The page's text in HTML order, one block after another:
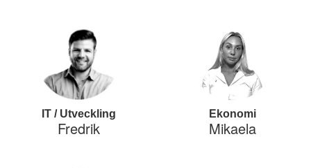
IT / Utveckling
Fredrik
Ekonomi
Mikaela